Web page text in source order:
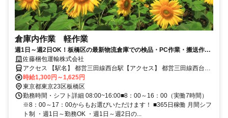
倉庫内作業 軽作業
週1日～週2日OK！板橋区の最新物流倉庫での検品・PC作業・搬送作
業！佐藤梱包運輸株式会社
アクセス 【駅名】 都営三田線西台駅【アクセス】 都営三田線西台駅
（徒歩10分）倉庫最寄りバス停から徒歩1分 その他、倉庫近郊の公共
交通機関30分～45分で電車バスを使い通勤出来ます。交通費支給
（規定内）致します。 敷地内に駐車場あり ・自転車 ・徒歩 ・バイク
・自家用車 ・バス 公共交通機関からのアクセス抜群の倉庫となって
います。
時給1,300円～1,625円
東京都東京23区板橋区
勤務時間・シフト詳細 08:00~16:00■8：00～16：00（実働7時間）
※8：00～17：00からもお選びいただけます！ ■365日稼働 月間シフ
ト制 ・週1日～勤務OK ・週1日～週2日の...